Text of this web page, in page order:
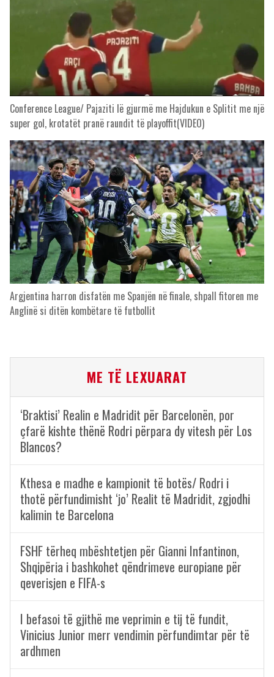
Conference League/ Pajaziti lë gjurmë me Hajdukun e Splitit me një
super gol, krotatët pranë raundit të playoffit(VIDEO)
Argjentina harron disfatën me Spanjën në finale, shpall fitoren me
Anglinë si ditën kombëtare të futbollit
ME TË LEXUARAT
‘Braktisi’ Realin e Madridit për Barcelonën, por
çfarë kishte thënë Rodri përpara dy vitesh për Los
Blancos?
Kthesa e madhe e kampionit të botës/ Rodri i
thotë përfundimisht ‘jo’ Realit të Madridit, zgjodhi
kalimin te Barcelona
FSHF tërheq mbështetjen për Gianni Infantinon,
Shqipëria i bashkohet qëndrimeve europiane për
qeverisjen e FIFA-s
I befasoi të gjithë me veprimin e tij të fundit,
Vinicius Junior merr vendimin përfundimtar për të
ardhmen